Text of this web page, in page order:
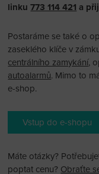
linku773 114 421 a
Postaráme se také o
zaseklého klíče v
centrálního zamykání,
autoalarmů. Mimo to
e-shop.
Vstup do e-shopu
Máte otázky?
poptat cenu? Obraťte